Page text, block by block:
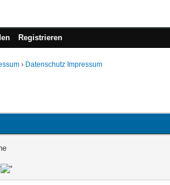
Registrieren
› Datenschutz Impressum